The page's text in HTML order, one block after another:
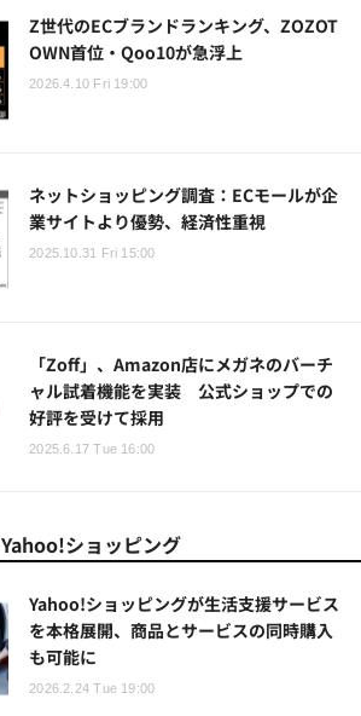
Z世代のECブランドランキング、ZOZOT
OWN首位・Qoo10が急浮上
2026.4.10 Fri 19:00
ネットショッピング調査：ECモールが企
業サイトより優勢、経済性重視
2025.10.31 Fri 15:00
「Zoff」、Amazon店にメガネのバーチ
ャル試着機能を実装 公式ショップでの
好評を受けて採用
2025.6.17 Tue 16:00
Yahoo!ショッピング
Yahoo!ショッピングが生活支援サービス
を本格展開、商品とサービスの同時購入
も可能に
2026.2.24 Tue 19:00